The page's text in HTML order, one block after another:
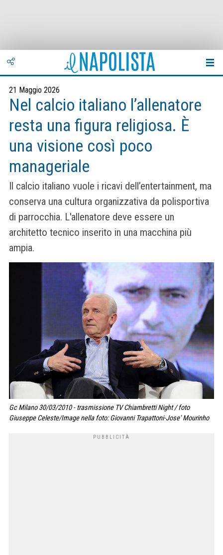
21 Maggio 2026
Nel calcio italiano l’allenatore
resta una figura religiosa. È
una visione così poco
manageriale
Il calcio italiano vuole i ricavi dell’entertainment, ma
conserva una cultura organizzativa da polisportiva
di parrocchia. L'allenatore deve essere un
architetto tecnico inserito in una macchina più
ampia.
Gc Milano 30/03/2010 - trasmissione TV Chiambretti Night / foto
Giuseppe Celeste/Image nella foto: Giovanni Trapattoni-Jose' Mourinho